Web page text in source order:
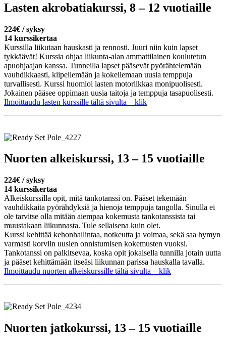
Lasten akrobatiakurssi, 8 – 12 vuotiaille
224€ / syksy
14 kurssikertaa
Kurssilla liikutaan hauskasti ja rennosti. Juuri niin kuin lapset
tykkäävät! Kurssia ohjaa liikunta-alan ammattilainen koulutetun
apuohjaajan kanssa. Tunneilla lapset pääsevät pyörähtelemään
vauhdikkaasti, kiipeilemään ja kokeilemaan uusia temppuja
turvallisesti. Kurssi huomioi lasten motoriikkaa monipuolisesti.
Jokainen pääsee oppimaan uusia taitoja ja temppuja tasapuolisesti.
Ilmoittaudu lasten kurssille tältä sivulta – klik
Nuorten alkeiskurssi, 13 – 15 vuotiaille
224€ / syksy
14 kurssikertaa
Alkeiskurssilla opit, mitä tankotanssi on. Pääset tekemään
vauhdikkaita pyörähdyksiä ja hienoja temppuja tangolla. Sinulla ei
ole tarvitse olla mitään aiempaa kokemusta tankotanssista tai
muustakaan liikunnasta. Tule sellaisena kuin olet.
Kurssi kehittää kehonhallintaa, notkeutta ja voimaa, sekä saa hymyn
varmasti korviin uusien onnistumisen kokemusten vuoksi.
Tankotanssi on palkitsevaa, koska opit jokaisella tunnilla jotain uutta
ja pääset kehittämään itseäsi liikunnan parissa hauskalla tavalla.
Ilmoittaudu nuorten alkeiskurssille tältä sivulta – klik
Nuorten jatkokurssi, 13 – 15 vuotiaille